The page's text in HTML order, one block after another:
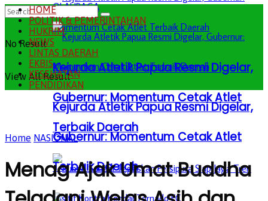
Kejurda Atletik Papua Resmi Digelar,
Gubernur: Momentum Cetak Atlet
Terbaik Daerah
OLAHRAGA
Kejurda Atletik Papua Resmi Digelar,
Gubernur: Momentum Cetak Atlet
Terbaik Daerah
No Result
View All Result
HOME
POLITIK & PEMERINTAHAN
HUKRIM
NEWS
LINTAS DAERAH
EKBIS
KESEHATAN
PENDIDIKAN
Home NASIONAL
Menag Ajak Umat Buddha